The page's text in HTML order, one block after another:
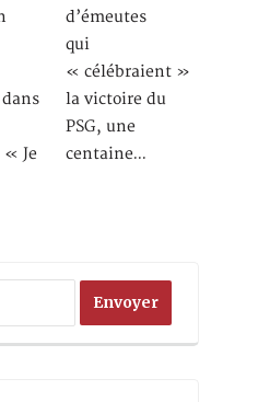
Je
d’émeutes
qui
« célébraient »
la victoire du
PSG, une
centaine…